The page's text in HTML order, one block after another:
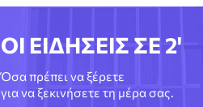
ΟΙ ΕΙΔΗΣΕΙΣ ΣΕ 2'
Όσα πρέπει να ξέρετε
για να ξεκινήσετε τη μέρα σας.